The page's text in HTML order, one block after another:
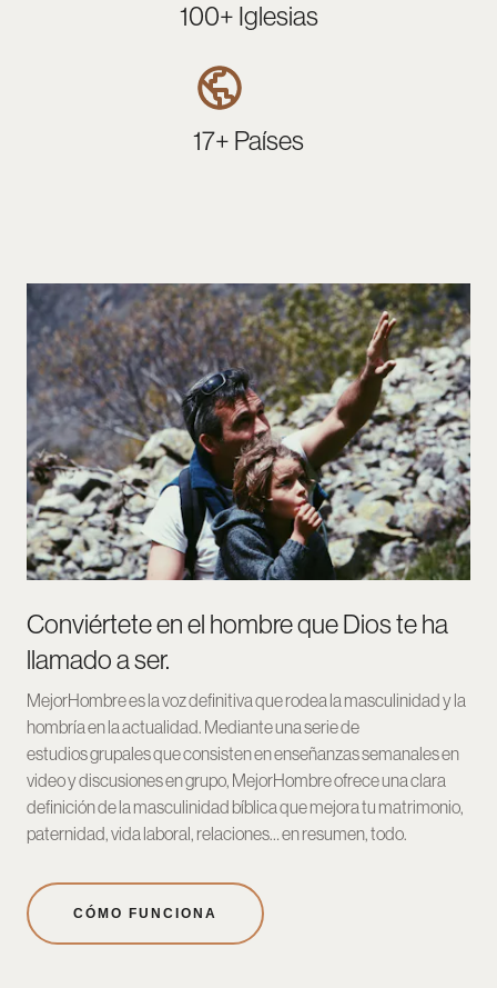
100+ Iglesias
17+ Países
Conviértete en el hombre que Dios te ha
llamado a ser.
MejorHombre es la voz definitiva que rodea la masculinidad y la
hombría en la actualidad. Mediante una serie de
estudios grupales que consisten en enseñanzas semanales en
video y discusiones en grupo, MejorHombre ofrece una clara
definición de la masculinidad bíblica que mejora tu matrimonio,
paternidad, vida laboral, relaciones… en resumen, todo.
CÓMO FUNCIONA